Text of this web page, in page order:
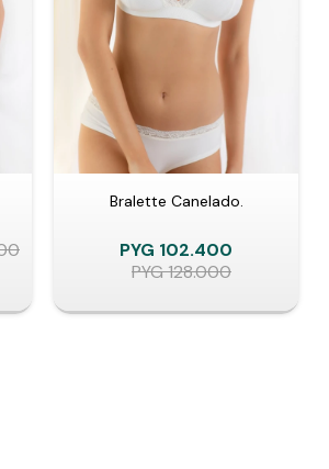
Bralette Canelado.
PYG 102.400
PYG128.000